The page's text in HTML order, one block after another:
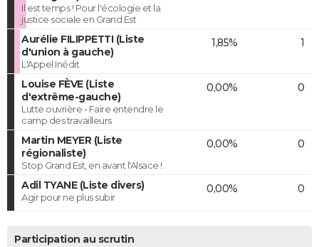
Il est temps ! Pour l'écologie et la
justice sociale en Grand Est
Aurélie FILIPPETTI (Liste
d'union à gauche)
L'Appel Inédit
1,85% 1
Louise FÈVE (Liste
d'extrême-gauche)
Lutte ouvrière - Faire entendre le
camp des travailleurs
0,00% 0
Martin MEYER (Liste
régionaliste)
Stop Grand Est, en avant l'Alsace !
0,00% 0
Adil TYANE (Liste divers)
Agir pour ne plus subir
0,00% 0
Participation au scrutin